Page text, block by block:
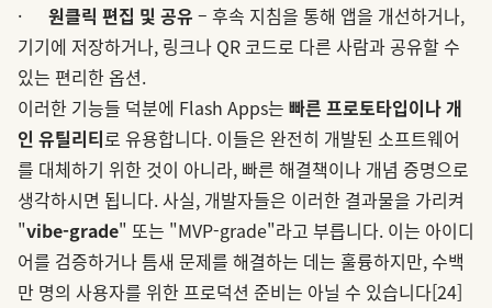
· 원클릭 편집 및 공유 – 후속 지침을 통해 앱을 개선하거나,
기기에 저장하거나, 링크나 QR 코드로 다른 사람과 공유할 수
있는 편리한 옵션.
이러한 기능들 덕분에 Flash Apps는 빠른 프로토타입이나 개
인 유틸리티로 유용합니다. 이들은 완전히 개발된 소프트웨어
를 대체하기 위한 것이 아니라, 빠른 해결책이나 개념 증명으로
생각하시면 됩니다. 사실, 개발자들은 이러한 결과물을 가리켜
"vibe-grade" 또는 "MVP-grade"라고 부릅니다. 이는 아이디
어를 검증하거나 틈새 문제를 해결하는 데는 훌륭하지만, 수백
만 명의 사용자를 위한 프로덕션 준비는 아닐 수 있습니다[24]